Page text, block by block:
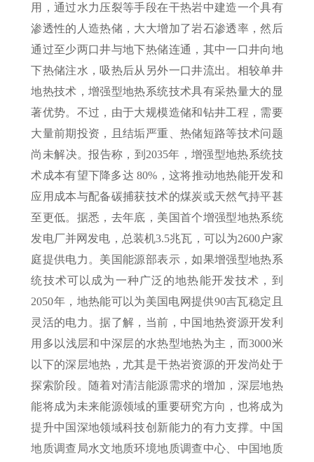
用，通过水力压裂等手段在干热岩中建造一个具有
渗透性的人造热储，大大增加了岩石渗透率，然后
通过至少两口井与地下热储连通，其中一口井向地
下热储注水，吸热后从另外一口井流出。相较单井
地热技术，增强型地热系统技术具有采热量大的显
著优势。不过，由于大规模造储和钻井工程，需要
大量前期投资，且结垢严重、热储短路等技术问题
尚未解决。报告称，到2035年，增强型地热系统技
术成本有望下降多达 80%，这将推动地热能开发和
应用成本与配备碳捕获技术的煤炭或天然气持平甚
至更低。据悉，去年底，美国首个增强型地热系统
发电厂并网发电，总装机3.5兆瓦，可以为2600户家
庭提供电力。美国能源部表示，如果增强型地热系
统技术可以成为一种广泛的地热能开发技术，到
2050年，地热能可以为美国电网提供90吉瓦稳定且
灵活的电力。据了解，当前，中国地热资源开发利
用多以浅层和中深层的水热型地热为主，而3000米
以下的深层地热，尤其是干热岩资源的开发尚处于
探索阶段。随着对清洁能源需求的增加，深层地热
能将成为未来能源领域的重要研究方向，也将成为
提升中国深地领域科技创新能力的有力支撑。中国
地质调查局水文地质环境地质调查中心、中国地质